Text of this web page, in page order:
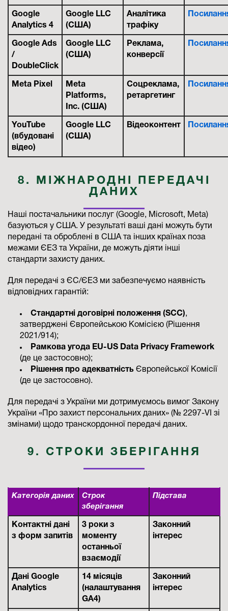
Google
Analytics 4
Google LLC
(США)
Аналітика
трафіку
Google Ads
/
DoubleClick
Google LLC
(США)
Реклама,
конверсії
Meta Pixel
Meta
Platforms,
Inc. (США)
Соцреклама,
ретаргетинг
YouTube
(вбудовані
відео)
Google LLC
(США)
Відеоконтент
8. МІЖНАРОДНІ ПЕРЕДАЧІ
ДАНИХ
Наші постачальники послуг (Google, Microsoft, Meta)
базуються у США. У результаті ваші дані можуть бути
передані та оброблені в США та інших країнах поза
межами ЄЕЗ та України, де можуть діяти інші
стандарти захисту даних.
Для передачі з ЄС/ЄЕЗ ми забезпечуємо наявність
відповідних гарантій:
Стандартні договірні положення (SCC),
затверджені Європейською Комісією (Рішення
2021/914);
Рамкова угода EU-US Data Privacy Framework
(де це застосовно);
Рішення про адекватність Європейської Комісії
(де це застосовно).
Для передачі з України ми дотримуємось вимог Закону
України «Про захист персональних даних» (№ 2297-VI зі
змінами) щодо транскордонної передачі даних.
9. СТРОКИ ЗБЕРІГАННЯ
Категорія даних
Строк
зберігання
Підстава
Контактні дані
з форм запитів
3 роки з
моменту
останньої
взаємодії
Законний
інтерес
Дані Google
Analytics
14 місяців
(налаштування
GA4)
Законний
інтерес